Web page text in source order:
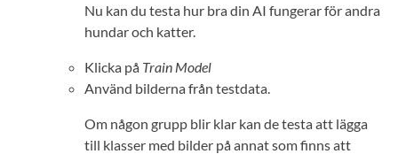
Nu kan du testa hur bra din AI fungerar för andra
hundar och katter.
Klicka på Train Model
Använd bilderna från testdata.
Om någon grupp blir klar kan de testa att lägga
till klasser med bilder på annat som finns att